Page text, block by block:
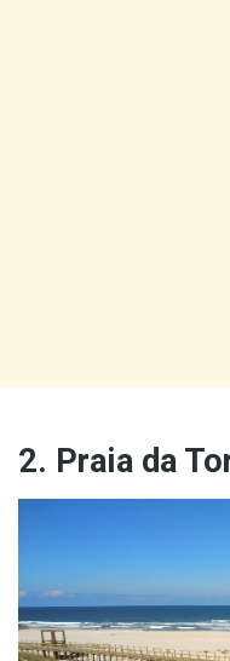
2. Praia da